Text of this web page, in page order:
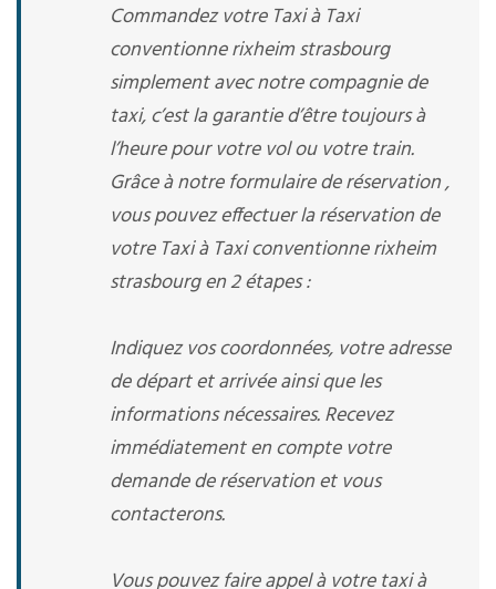
Commandez votre Taxi à Taxi
conventionne rixheim strasbourg
simplement avec notre compagnie de
taxi, c’est la garantie d’être toujours à
l’heure pour votre vol ou votre train.
Grâce à notre formulaire de réservation ,
vous pouvez effectuer la réservation de
votre Taxi à Taxi conventionne rixheim
strasbourg en 2 étapes :
Indiquez vos coordonnées, votre adresse
de départ et arrivée ainsi que les
informations nécessaires. Recevez
immédiatement en compte votre
demande de réservation et vous
contacterons.
Vous pouvez faire appel à votre taxi à